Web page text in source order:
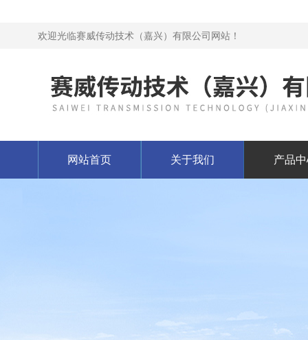
欢迎光临赛威传动技术（嘉兴）有限公司网站！
网站首页 关于我们 产品